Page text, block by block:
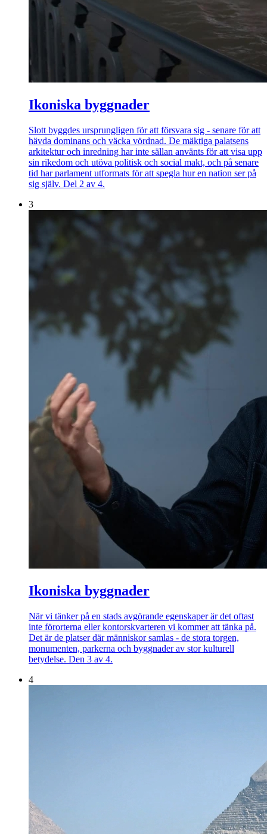
Ikoniska byggnader
Slott byggdes ursprungligen för att försvara sig - senare för att
hävda dominans och väcka vördnad. De mäktiga palatsens
arkitektur och inredning har inte sällan använts för att visa upp
sin rikedom och utöva politisk och social makt, och på senare
tid har parlament utformats för att spegla hur en nation ser på
sig själv. Del 2 av 4.
3
Ikoniska byggnader
När vi tänker på en stads avgörande egenskaper är det oftast
inte förorterna eller kontorskvarteren vi kommer att tänka på.
Det är de platser där människor samlas - de stora torgen,
monumenten, parkerna och byggnader av stor kulturell
betydelse. Den 3 av 4.
4